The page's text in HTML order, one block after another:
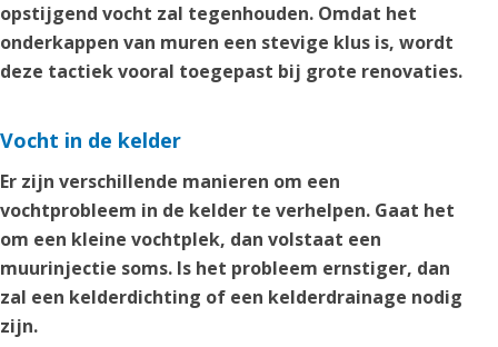
opstijgend vocht zal tegenhouden. Omdat het
onderkappen van muren een stevige klus is, wordt
deze tactiek vooral toegepast bij grote renovaties.
Vocht in de kelder
Er zijn verschillende manieren om een
vochtprobleem in de kelder te verhelpen. Gaat het
om een kleine vochtplek, dan volstaat een
muurinjectie soms. Is het probleem ernstiger, dan
zal een kelderdichting of een kelderdrainage nodig
zijn.